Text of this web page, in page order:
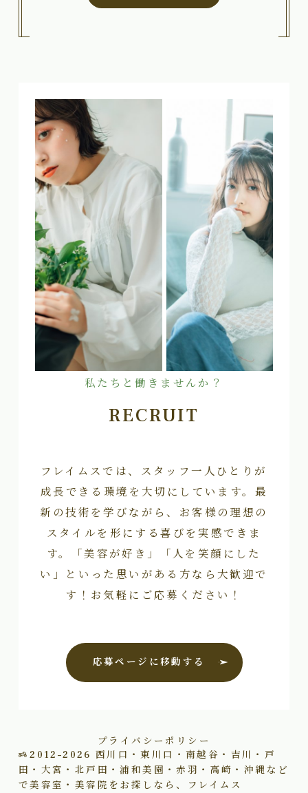
私たちと働きませんか？
RECRUIT
フレイムスでは、スタッフ一人ひとりが
成長できる環境を大切にしています。最
新の技術を学びながら、お客様の理想の
スタイルを形にする喜びを実感できま
す。「美容が好き」「人を笑顔にした
い」といった思いがある方なら大歓迎で
す！お気軽にご応募ください！
応募ページに移動する
プライバシーポリシー
2012–2026 西川口・東川口・南越谷・吉川・戸
田・大宮・北戸田・浦和美園・赤羽・高崎・沖縄など
で美容室・美容院をお探しなら、フレイムス